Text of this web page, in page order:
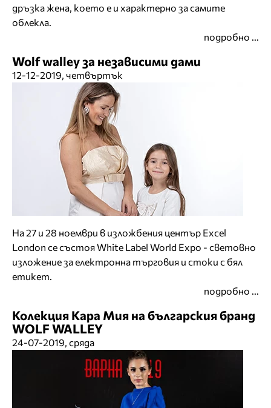
дръзка жена, което е и характерно за самите
облекла.
подробно ...
Wolf walley за независими дами
12-12-2019, четвъртък
На 27 и 28 ноември в изложбения център Excel
London се състоя White Label World Expo - световно
изложение за електронна търговия и стоки с бял
етикет.
подробно ...
Колекция Кара Мия на българския бранд
WOLF WALLEY
24-07-2019, сряда